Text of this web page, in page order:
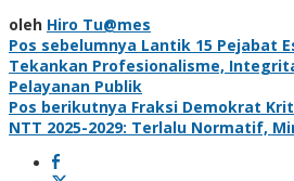
oleh Hiro Tu@mes
Navigasi
pos
Pos sebelumnya Lantik 15 Pejabat
Tekankan Profesionalisme,
Pelayanan Publik
Pos berikutnya Fraksi Demokrat
NTT 2025-2029: Terlalu Normatif,